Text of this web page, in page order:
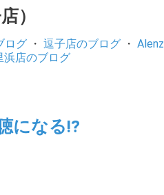
）
ログ・ 逗子店のブログ・ Alenz
浜店のブログ
になる!?